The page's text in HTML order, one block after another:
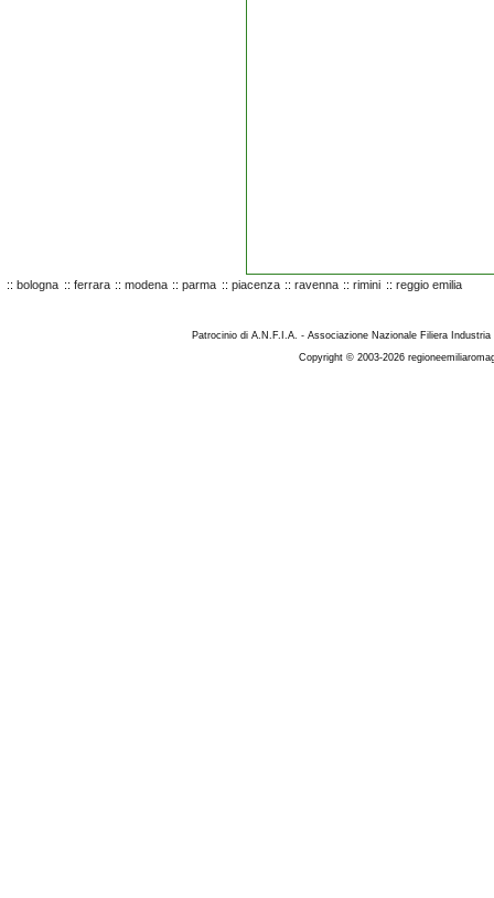
:: bologna :: ferrara :: modena :: parma :: piacenza :: ravenna :: rimini :: reggio emilia
Patrocinio di A.N.F.I.A. - Associazione Nazionale Filiera
Copyright © 2003-2026